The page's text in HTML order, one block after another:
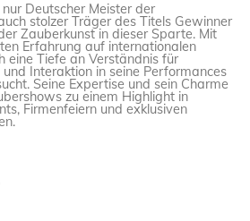
Deutscher Meister der
stolzer Träger des Titels Gewinner
Zauberkunst in dieser Sparte. Mit
Erfahrung auf internationalen
eine Tiefe an Verständnis für
Interaktion in seine Performances
Seine Expertise und sein Charme
zu einem Highlight in
Firmenfeiern und exklusiven